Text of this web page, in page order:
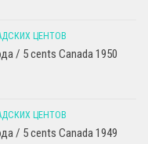
ЦЕНТОВ
/ 5 cents Canada 1950
ЦЕНТОВ
/ 5 cents Canada 1949